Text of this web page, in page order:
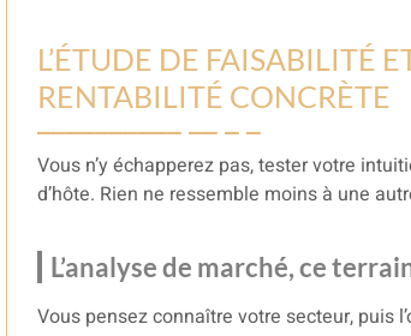
L’ÉTUDE DE FAISABILITÉ
RENTABILITÉ CONCRÈTE
Vous n’y échapperez pas, tester votre
d’hôte. Rien ne ressemble moins à une
L’analyse de marché, ce
Vous pensez connaître votre secteur, puis